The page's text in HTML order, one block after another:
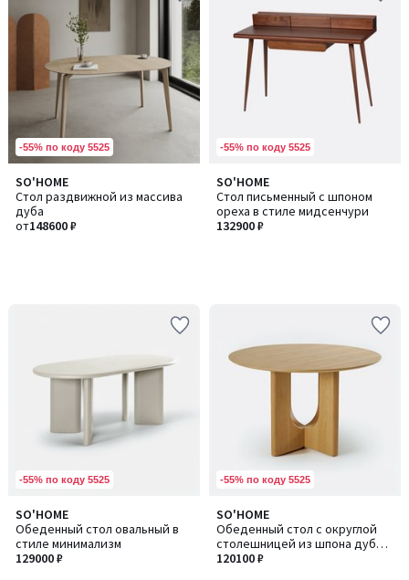
-55% по коду 5525
SO'HOME
Стол раздвижной из массива
дуба
от148600 ₽
-55% по коду 5525
SO'HOME
Стол письменный с шпоном
ореха в стиле мидсенчури
132900 ₽
-55% по коду 5525
SO'HOME
Обеденный стол овальный в
стиле минимализм
129000 ₽
-55% по коду 5525
SO'HOME
Обеденный стол с округлой
столешницей из шпона дуба,
120 см
120100 ₽